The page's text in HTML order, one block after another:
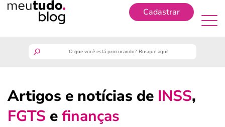
Cadastrar
guia do trabalhador
Artigos e notícias de INSS,
FGTS efinanças